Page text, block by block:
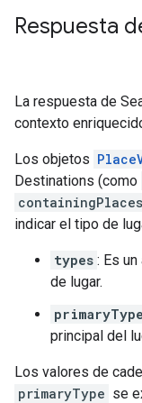
Respuesta
La respuesta de
contexto
Los objetos
Destinations (como
containingPlaces
indicar el tipo de
types : Es
de lugar.
primaryType
principal del
Los valores de
primaryType se